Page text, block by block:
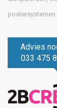
Advies
033 475